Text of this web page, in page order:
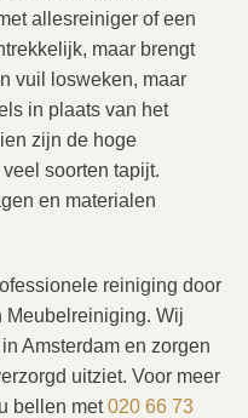
allesreiniger of een
maar brengt
vuil losweken, maar
in plaats van het
zijn de hoge
soorten tapijt.
en materialen
reiniging door
Meubelreiniging. Wij
Amsterdam en zorgen
uitziet. Voor meer
bellen met020 66 73